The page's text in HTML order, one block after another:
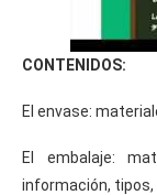
CONTENIDOS:
El envase:
El embalaje:
información, tipos,